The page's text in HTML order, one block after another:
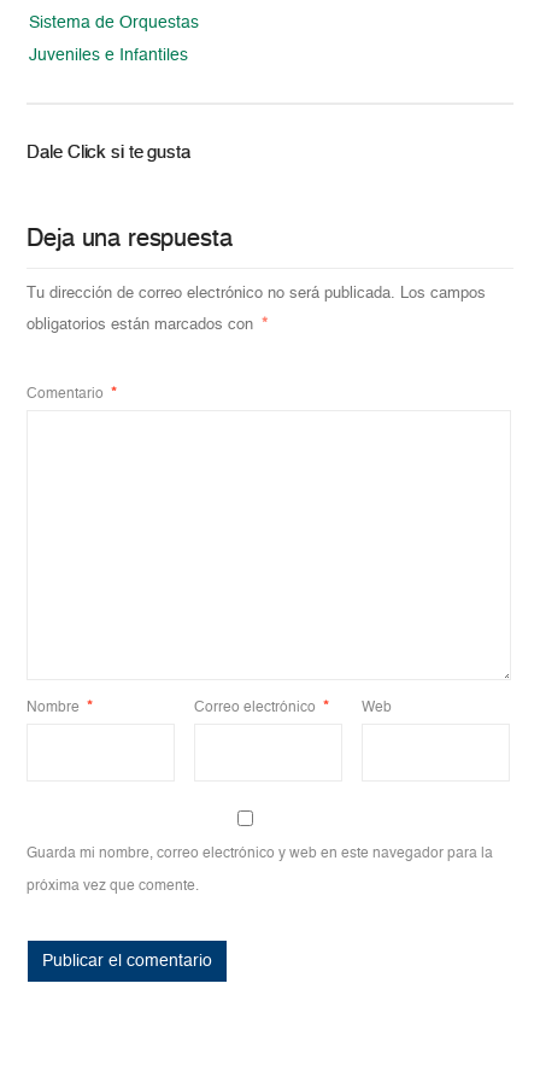
Sistema de Orquestas
Juveniles e Infantiles
Dale Click si te gusta
Deja una respuesta
Tu dirección de correo electrónico no será publicada. Los campos
obligatorios están marcados con *
Comentario *
Nombre * Correo electrónico * Web
Guarda mi nombre, correo electrónico y web en este navegador para la
próxima vez que comente.